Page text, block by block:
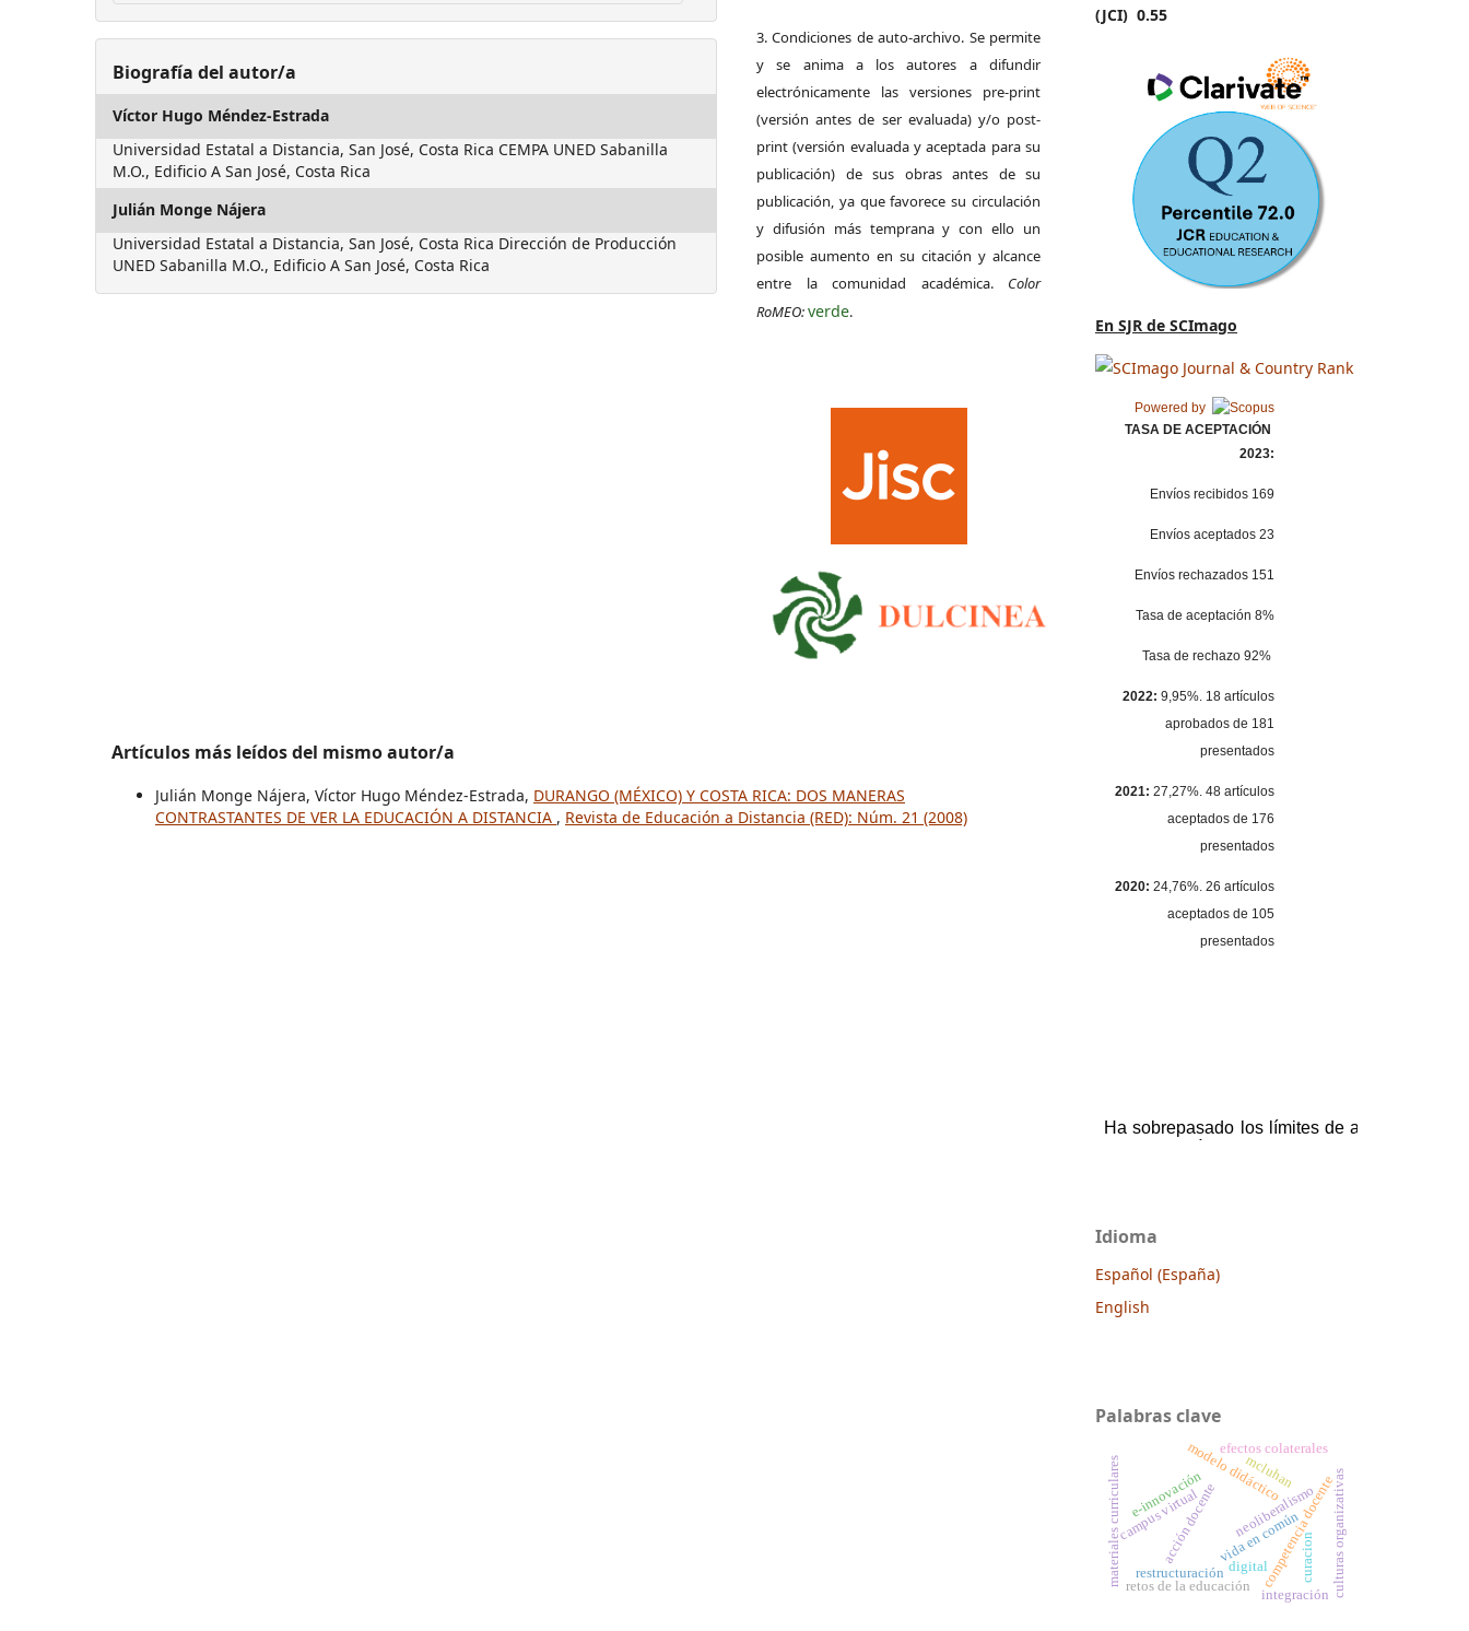
Biografía del autor/a
Víctor Hugo Méndez-Estrada
Universidad Estatal a Distancia, San José, Costa Rica CEMPA UNED Sabanilla
M.O., Edificio A San José, Costa Rica
Julián Monge Nájera
Universidad Estatal a Distancia, San José, Costa Rica Dirección de Producción
UNED Sabanilla M.O., Edificio A San José, Costa Rica
3. Condiciones de auto-archivo. Se permite
y se anima a los autores a difundir
electrónicamente las versiones pre-print
(versión antes de ser evaluada) y/o post-
print (versión evaluada y aceptada para su
publicación) de sus obras antes de su
publicación, ya que favorece su circulación
y difusión más temprana y con ello un
posible aumento en su citación y alcance
entre la comunidad académica. Color
RoMEO:verde.
Artículos más leídos del mismo autor/a
Julián Monge Nájera, Víctor Hugo Méndez-Estrada, DURANGO (MÉXICO) Y COSTA RICA: DOS MANERAS
CONTRASTANTES DE VER LA EDUCACIÓN A DISTANCIA , Revista de Educación a Distancia (RED): Núm. 21 (2008)
(JCI) 0.55
En SJR de SCImago
Powered by
TASA DE ACEPTACIÓN
2023:
Envíos recibidos 169
Envíos aceptados 23
Envíos rechazados 151
Tasa de aceptación 8%
Tasa de rechazo 92%
2022: 9,95%. 18 artículos
aprobados de 181
presentados
2021: 27,27%. 48 artículos
aceptados de 176
presentados
2020: 24,76%. 26 artículos
aceptados de 105
presentados
Idioma
Español (España)
English
Palabras clave
campus virtual vida en común
acción docente competencia docente
materiales curriculares modelo didáctico
digital
neoliberalismo
restructuración
retos de la educación
efectos colaterales
culturas organizativas
integración
e-innovación mcluhan
curacion